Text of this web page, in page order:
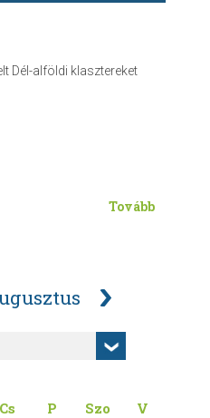
Dél-alföldi klasztereket
Tovább
Cs P Szo
V